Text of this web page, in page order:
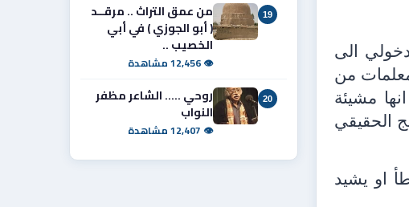
الى
من
مشيئة
الحقيقي
او يشيد
19
من عمق التراث .. مرقــد
( أبو الجوزي ) في أبي
الخصيب ..
👁 12,456 مشاهدة
20
روحي ..... الشاعر مظفر
النواب
👁 12,407 مشاهدة